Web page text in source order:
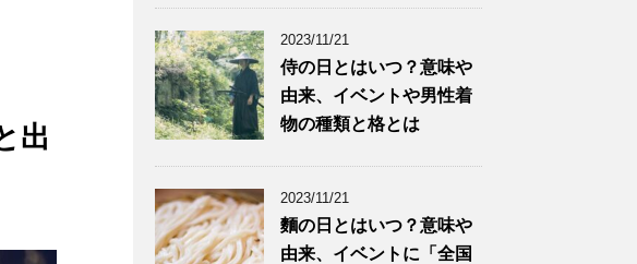
出
2023/11/21
侍の日とはいつ？意味や
由来、イベントや男性着
物の種類と格とは
2023/11/21
麵の日とはいつ？意味や
由来、イベントに「全国